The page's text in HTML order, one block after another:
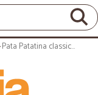
Pata Patatina classica senza glutine 500 gr.